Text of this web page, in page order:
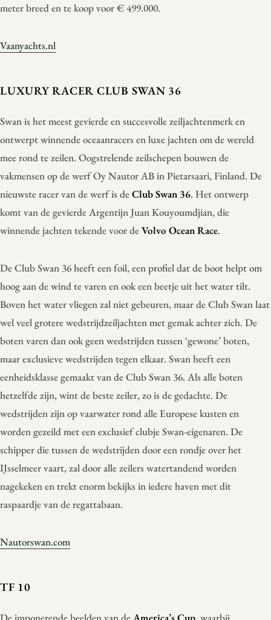
meter breed en te koop voor € 499.000.
Vaanyachts.nl
LUXURY RACER CLUB SWAN 36
Swan is het meest gevierde en succesvolle zeiljachtenmerk en
ontwerpt winnende oceaanracers en luxe jachten om de wereld
mee rond te zeilen. Oogstrelende zeilschepen bouwen de
vakmensen op de werf Oy Nautor AB in Pietarsaari, Finland. De
nieuwste racer van de werf is deClub Swan 36. Het ontwerp
komt van de gevierde Argentijn Juan Kouyoumdjian, die
winnende jachten tekende voor deVolvo Ocean Race.
De Club Swan 36 heeft een foil, een profiel dat de boot helpt om
hoog aan de wind te varen en ook een beetje uit het water tilt.
Boven het water vliegen zal niet gebeuren, maar de Club Swan laat
wel veel grotere wedstrijdzeiljachten met gemak achter zich. De
boten varen dan ook geen wedstrijden tussen ‘gewone’ boten,
maar exclusieve wedstrijden tegen elkaar. Swan heeft een
eenheidsklasse gemaakt van de Club Swan 36. Als alle boten
hetzelfde zijn, wint de beste zeiler, zo is de gedachte. De
wedstrijden zijn op vaarwater rond alle Europese kusten en
worden gezeild met een exclusief clubje Swan-eigenaren. De
schipper die tussen de wedstrijden door een rondje over het
IJsselmeer vaart, zal door alle zeilers watertandend worden
nagekeken en trekt enorm bekijks in iedere haven met dit
raspaardje van de regattabaan.
Nautorswan.com
TF 10